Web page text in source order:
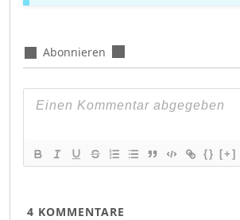
Abonnieren
{} [+]
4 KOMMENTARE